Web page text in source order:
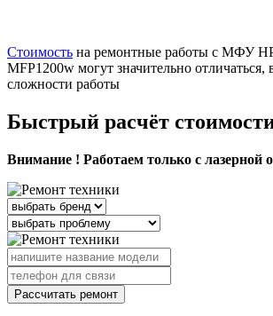
Стоимость на ремонтные работы с МФУ
MFP1200w могут значительно отличаться,
сложности работы
Быстрый расчёт
Внимание ! Работаем только с лазерной
Рассчитать ремонт